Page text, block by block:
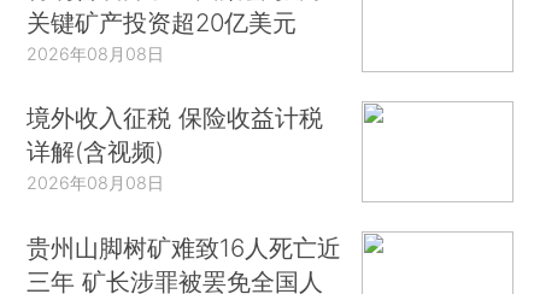
关键矿产投资超20亿美元
2026年08月08日
境外收入征税 保险收益计税
详解(含视频)
2026年08月08日
贵州山脚树矿难致16人死亡近
三年 矿长涉罪被罢免全国人